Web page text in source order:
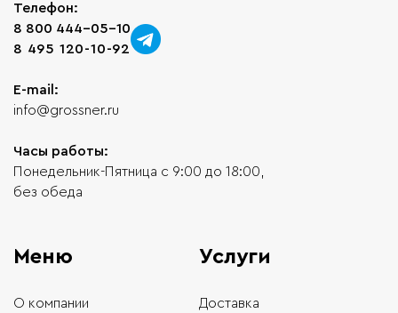
Телефон:
8 800 444-05-10
8 495 120-10-92
E-mail:
info@grossner.ru
Часы работы:
Понедельник-Пятница с 9:00 до 18:00,
без обеда
Меню
О компании
Услуги
Доставка